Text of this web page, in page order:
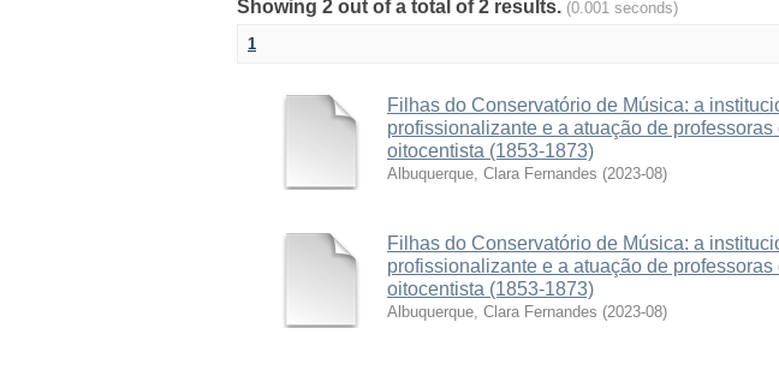
Showing 2 out of a total of 2 results. (0.001 seconds)
1
Filhas do Conservatório de Música: a
profissionalizante e a atuação de
oitocentista (1853-1873)
Albuquerque, Clara Fernandes (2023-08)
Filhas do Conservatório de Música: a
profissionalizante e a atuação de
oitocentista (1853-1873)
Albuquerque, Clara Fernandes (2023-08)